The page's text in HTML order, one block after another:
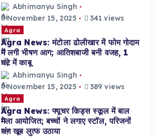
Abhimanyu Singh
November 15, 2025
341 views
Agra
Agra News: मंटोला ढोलीखार में फोम गोदाम
में लगी भीषण आग; आतिशबाजी बनी वजह, 1
घंटे में काबू
Abhimanyu Singh
November 15, 2025
389 views
Agra
Agra News: फ्यूचर किड्स स्कूल में बाल
मेला आयोजित; बच्चों ने लगाए स्टॉल, परिजनों
संग खूब लुत्फ उठाया